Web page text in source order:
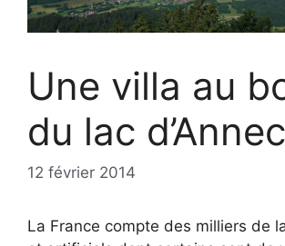
Une villa au
du lac
12 février 2014
La France compte des milliers de